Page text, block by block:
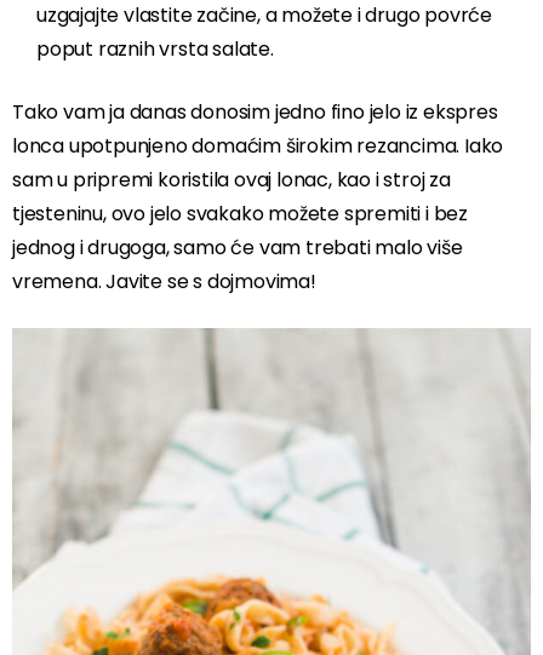
uzgajajte vlastite začine, a možete i drugo povrće
poput raznih vrsta salate.
Tako vam ja danas donosim jedno fino jelo iz ekspres
lonca upotpunjeno domaćim širokim rezancima. Iako
sam u pripremi koristila ovaj lonac, kao i stroj za
tjesteninu, ovo jelo svakako možete spremiti i bez
jednog i drugoga, samo će vam trebati malo više
vremena. Javite se s dojmovima!